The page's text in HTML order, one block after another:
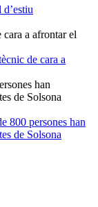
de cara a
800 persones han
de Solsona